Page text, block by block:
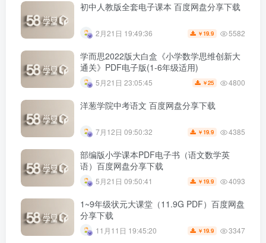
初中人教版全套电子课本 百度网盘分享下载
2月21日 19:49:36 ￥ 19.9 5582
学而思2022版大白盒《小学数学思维创新大
通关》PDF电子版(1-6年级适用)
5月21日 23:05:45 ￥25 4800
洋葱学院中考语文 百度网盘分享下载
7月12日 09:50:32 ￥ 19.9 4385
部编版小学课本PDF电子书（语文数学英
语）百度网盘分享下载
5月21日 09:50:41 ￥ 19.9 4093
1~9年级状元大课堂（11.9G PDF）百度网盘
分享下载
11月11日 19:45:20 ￥ 19.9 3347